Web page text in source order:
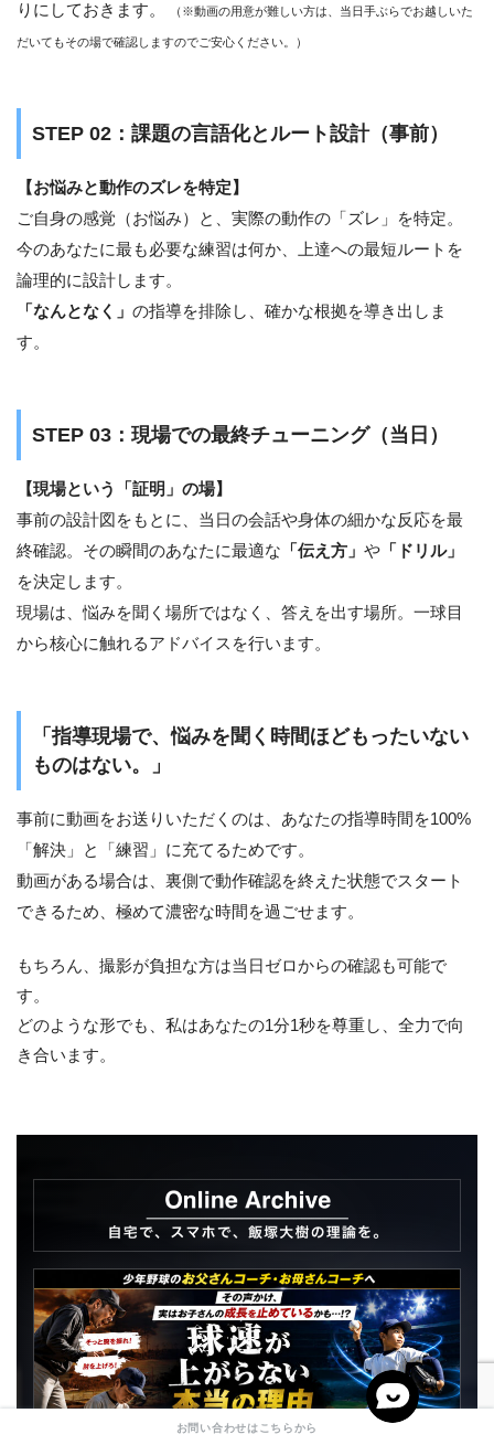
りにしておきます。
（※動画の用意が難しい方は、当日手ぶらでお越しいた
だいてもその場で確認しますのでご安心ください。）
STEP 02：課題の言語化とルート設計（事前）
【お悩みと動作のズレを特定】
ご自身の感覚（お悩み）と、実際の動作の「ズレ」を特定。
今のあなたに最も必要な練習は何か、上達への最短ルートを
論理的に設計します。
「なんとなく」 の指導を排除し、確かな根拠を導き出しま
す。
STEP 03：現場での最終チューニング（当日）
【現場という「証明」の場】
事前の設計図をもとに、当日の会話や身体の細かな反応を最
終確認。その瞬間のあなたに最適な 「伝え方」 や 「ドリル」
を決定します。
現場は、悩みを聞く場所ではなく、答えを出す場所。一球目
から核心に触れるアドバイスを行います。
「指導現場で、悩みを聞く時間ほどもったいない
ものはない。」
事前に動画をお送りいただくのは、あなたの指導時間を100%
「解決」と「練習」に充てるためです。
動画がある場合は、裏側で動作確認を終えた状態でスタート
できるため、極めて濃密な時間を過ごせます。
もちろん、撮影が負担な方は当日ゼロからの確認も可能で
す。
どのような形でも、私はあなたの1分1秒を尊重し、全力で向
き合います。
お問い合わせはこちらから